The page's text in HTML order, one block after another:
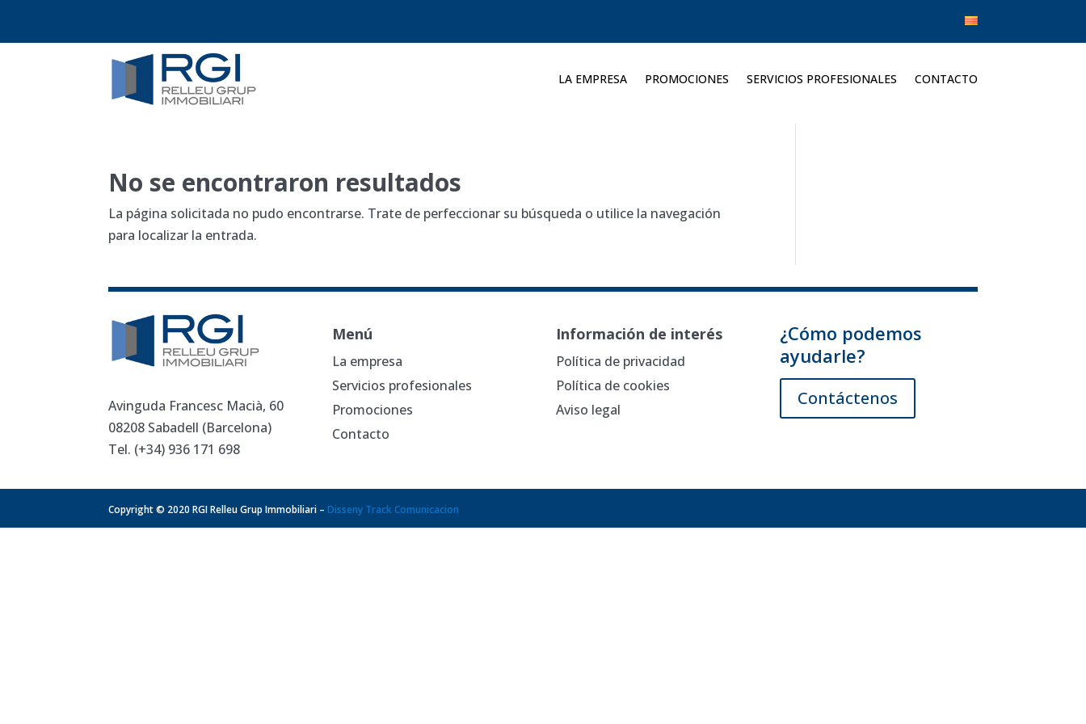
LA EMPRESA PROMOCIONES SERVICIOS PROFESIONALES CONTACTO
No se encontraron resultados
La página solicitada no pudo encontrarse. Trate de perfeccionar su búsqueda o utilice la navegación
para localizar la entrada.
Avinguda Francesc Macià, 60
08208 Sabadell (Barcelona)
Tel. (+34) 936 171 698
Menú
La empresa
Servicios profesionales
Promociones
Contacto
Información de interés
Política de privacidad
Política de cookies
Aviso legal
¿Cómo podemos
ayudarle?
Contáctenos
Copyright © 2020 RGI Relleu Grup Immobiliari – Disseny Track Comunicacion